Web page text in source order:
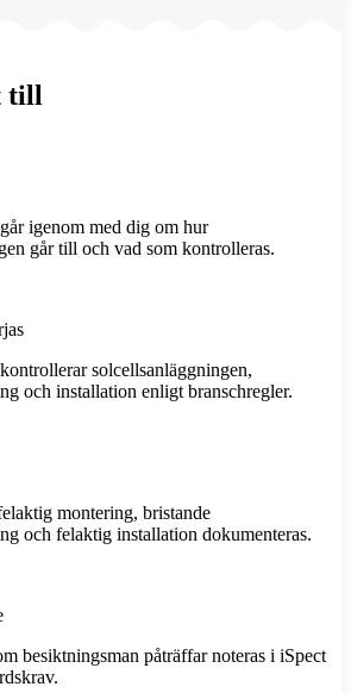
till
igenom med dig om hur
går till och vad som kontrolleras.
solcellsanläggningen,
och installation enligt branschregler.
montering, bristande
och felaktig installation dokumenteras.
besiktningsman påträffar noteras i iSpect